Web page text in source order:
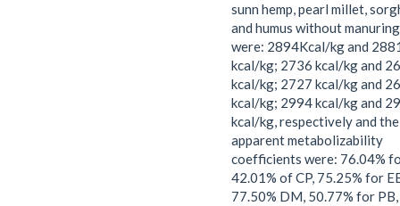
sunn hemp, pearl millet,
and humus without manuring
were: 2894Kcal/kg and
kcal/kg; 2736 kcal/kg and
kcal/kg; 2727 kcal/kg and
kcal/kg; 2994 kcal/kg and
kcal/kg, respectively and the
apparent metabolizability
coefficients were: 76.04%
42.01% of CP, 75.25% for
77.50% DM, 50.77% for PB,